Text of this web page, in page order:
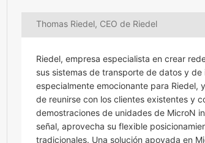
Thomas Riedel, CEO de Riedel
Riedel, empresa especialista en crear
sus sistemas de transporte de datos y de
especialmente emocionante para Riedel,
de reunirse con los clientes existentes y
demostraciones de unidades de MicroN
señal, aprovecha su flexible
tradicionales. Una solución apoyada en